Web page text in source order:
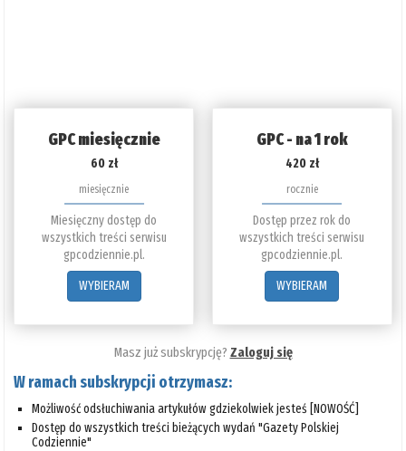
GPC miesięcznie
60 zł
miesięcznie
Miesięczny dostęp do
wszystkich treści serwisu
gpcodziennie.pl.
WYBIERAM
GPC - na 1 rok
420 zł
rocznie
Dostęp przez rok do
wszystkich treści serwisu
gpcodziennie.pl.
WYBIERAM
Masz już subskrypcję? Zaloguj się
W ramach subskrypcji otrzymasz:
Możliwość odsłuchiwania artykułów gdziekolwiek jesteś [NOWOŚĆ]
Dostęp do wszystkich treści bieżących wydań "Gazety Polskiej
Codziennie"